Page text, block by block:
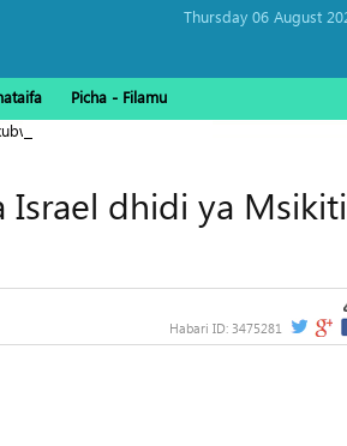
Picha‎ - Filamu‎
Gaza
Israel dhidi ya Msikiti
Habari ID: 3475281